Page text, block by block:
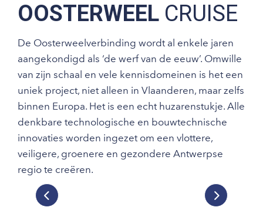
OOSTERWEEL CRUISE
De Oosterweelverbinding wordt al enkele jaren
aangekondigd als ‘de werf van de eeuw’. Omwille
van zijn schaal en vele kennisdomeinen is het een
uniek project, niet alleen in Vlaanderen, maar zelfs
binnen Europa. Het is een echt huzarenstukje. Alle
denkbare technologische en bouwtechnische
innovaties worden ingezet om een vlottere,
veiligere, groenere en gezondere Antwerpse
regio te creëren.
Previous
Next